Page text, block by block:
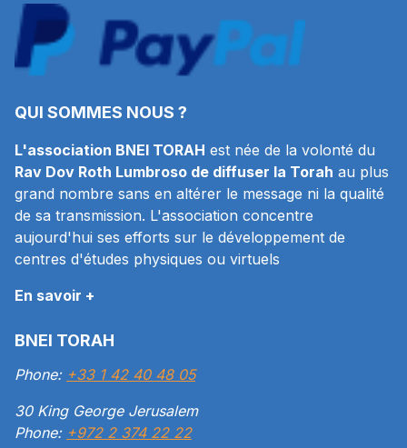
QUI SOMMES NOUS ?
L'association BNEI TORAH est née de la volonté du
Rav Dov Roth Lumbroso de diffuser la Torah au plus
grand nombre sans en altérer le message ni la qualité
de sa transmission. L'association concentre
aujourd'hui ses efforts sur le développement de
centres d'études physiques ou virtuels
En savoir +
BNEI TORAH
Phone: +33 1 42 40 48 05
30 King George Jerusalem
Phone: +972 2 374 22 22